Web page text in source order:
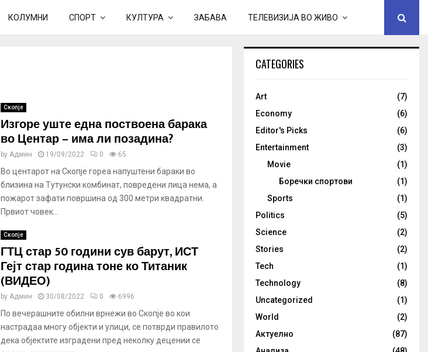
КОЛУМНИ СПОРТ КУЛТУРА ЗАБАВА ТЕЛЕВИЗИЈА ВО ЖИВО
Скопје
Изгоре уште една поствоена барака
во Центар – има ли позадина?
by Админ 19/09/2022 0 65
Во центарот на Скопје гореа напуштени бараки во
близина на Тутунски комбинат, повредени лица нема, а
пожарот зафати површина од 300 метри квадратни.
Првиот човек...
Скопје
ГТЦ стар 50 години сув барут, ИСТ
Гејт стар година тоне ко Титаник
(ВИДЕО)
by Админ 30/08/2022 0 6996
По вечерашните обилни врнежи во Скопје во кои
настрадаа многу објекти и улици, се потврди правилото
дека објектите изградени пред неколку децении се
CATEGORIES
Art
(7)
Economy
(6)
Editor's Picks
(6)
Entertainment
(3)
Movie
(1)
Боречки спортови
(1)
Sports
(1)
Politics
(5)
Science
(2)
Stories
(2)
Tech
(1)
Technology
(8)
Uncategorized
(1)
World
(2)
Актуелно
(87)